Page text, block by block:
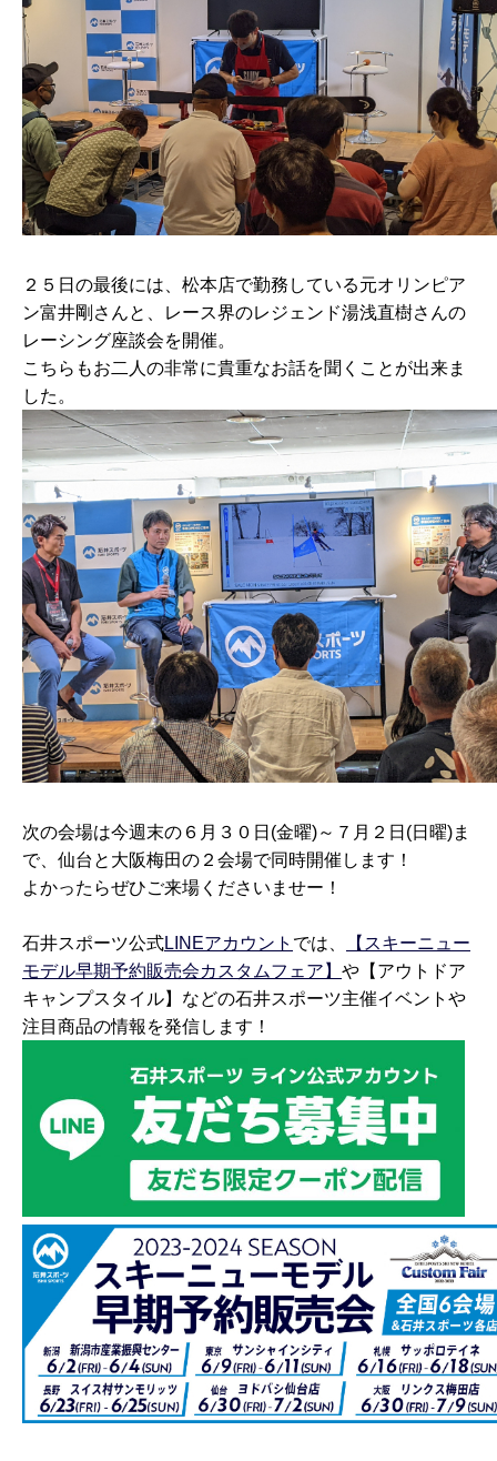
２５日の最後には、松本店で勤務している元オリンピア
ン富井剛さんと、レース界のレジェンド湯浅直樹さんの
レーシング座談会を開催。
こちらもお二人の非常に貴重なお話を聞くことが出来ま
した。
次の会場は今週末の６月３０日(金曜)～７月２日(日曜)ま
で、仙台と大阪梅田の２会場で同時開催します！
よかったらぜひご来場くださいませー！
石井スポーツ公式LINEアカウント では、
【スキーニュー
モデル早期予約販売会カスタムフェア】 や【アウトドア
キャンプスタイル】などの石井スポーツ主催イベントや
注目商品の情報を発信します！